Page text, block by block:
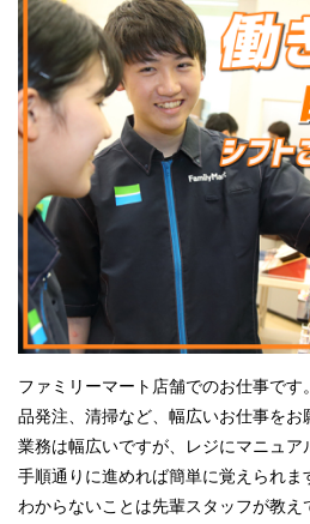
ファミリーマート店舗でのお仕事で
品発注、清掃など、幅広いお仕事をお
業務は幅広いですが、レジにマニュア
手順通りに進めれば簡単に覚えられま
わからないことは先輩スタッフが教え